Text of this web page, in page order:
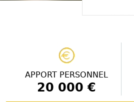
APPORT PERSONNEL
20 000 €